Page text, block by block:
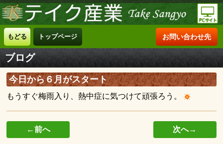
もどる トップページ お問い合わせ先
ブログ
今日から６月がスタート
もうすぐ梅雨入り、熱中症に気つけて頑張ろう。
←前へ 次へ→